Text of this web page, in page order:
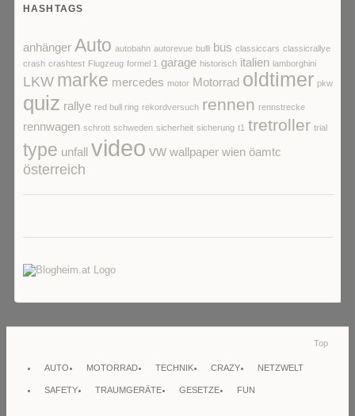
HASHTAGS
anhänger Auto autobahn autorevue bulli bus classiccars classicrallye
crash crashtest Flugzeug formel 1 garage historisch italien lamborghini
LKW marke mercedes motor Motorrad oldtimer pkw
quiz rallye red bull ring rekordversuch rennen rennstrecke
rennwagen schrott schweden sicherheit sicherung t1 tretroller trial
type unfall video vw wallpaper wien öamtc
österreich
AUTO MOTORRAD TECHNIK CRAZY NETZWELT
SAFETY TRAUMGERÄTE GESETZE FUN
Top